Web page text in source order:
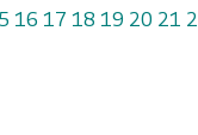
16 17 18 19 20 21